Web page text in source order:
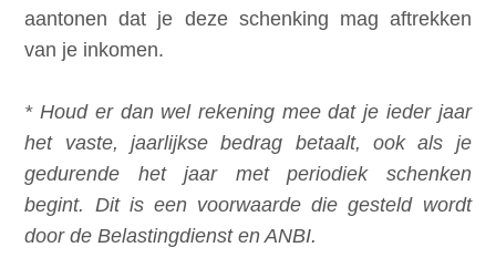
aantonen dat je deze schenking mag aftrekken
van je inkomen.
* Houd er dan wel rekening mee dat je ieder jaar
het vaste, jaarlijkse bedrag betaalt, ook als je
gedurende het jaar met periodiek schenken
begint. Dit is een voorwaarde die gesteld wordt
door de Belastingdienst en ANBI.